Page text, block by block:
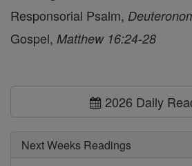
Responsorial Psalm,
Gospel, Matthew 16:24-28
2026 Daily
Next Weeks Readings